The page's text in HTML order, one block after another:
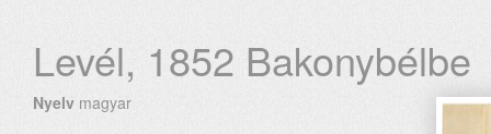
Levél, 1852 Bakonybélbe
Nyelv magyar